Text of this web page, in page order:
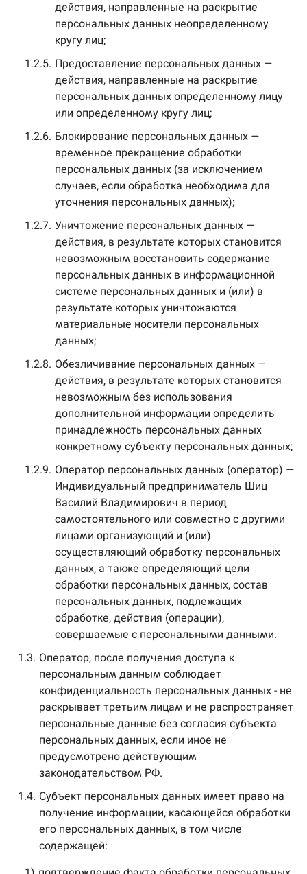
действия, направленные на раскрытие
персональных данных неопределенному
кругу лиц;
1.2.5. Предоставление персональных данных —
действия, направленные на раскрытие
персональных данных определенному лицу
или определенному кругу лиц;
1.2.6. Блокирование персональных данных —
временное прекращение обработки
персональных данных (за исключением
случаев, если обработка необходима для
уточнения персональных данных);
1.2.7. Уничтожение персональных данных —
действия, в результате которых становится
невозможным восстановить содержание
персональных данных в информационной
системе персональных данных и (или) в
результате которых уничтожаются
материальные носители персональных
данных;
1.2.8. Обезличивание персональных данных —
действия, в результате которых становится
невозможным без использования
дополнительной информации определить
принадлежность персональных данных
конкретному субъекту персональных данных;
1.2.9. Оператор персональных данных (оператор) —
Индивидуальный предприниматель Шиц
Василий Владимирович в период
самостоятельного или совместно с другими
лицами организующий и (или)
осуществляющий обработку персональных
данных, а также определяющий цели
обработки персональных данных, состав
персональных данных, подлежащих
обработке, действия (операции),
совершаемые с персональными данными.
1.3. Оператор, после получения доступа к
персональным данным соблюдает
конфиденциальность персональных данных - не
раскрывает третьим лицам и не распространяет
персональные данные без согласия субъекта
персональных данных, если иное не
предусмотрено действующим
законодательством РФ.
1.4. Субъект персональных данных имеет право на
получение информации, касающейся обработки
его персональных данных, в том числе
содержащей: